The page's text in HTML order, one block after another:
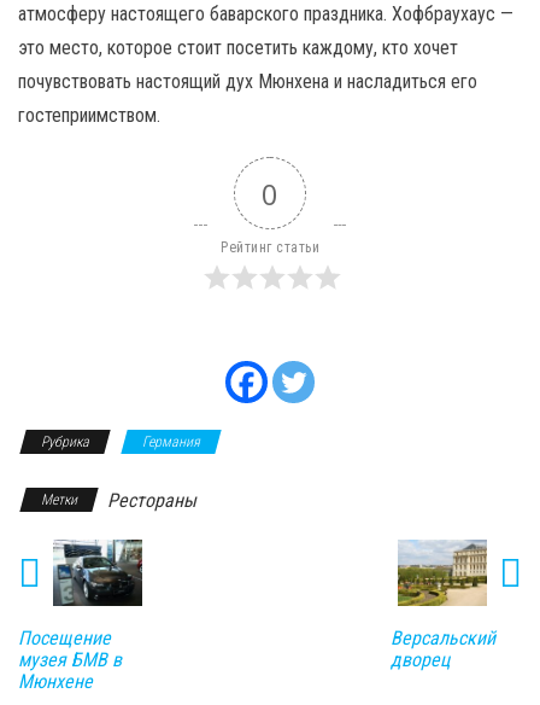
атмосферу настоящего баварского праздника. Хофбраухаус —
это место, которое стоит посетить каждому, кто хочет
почувствовать настоящий дух Мюнхена и насладиться его
гостеприимством.
0
Рейтинг статьи
Рубрика Германия
Метки Рестораны
Посещение
музея БМВ в
Мюнхене
Версальский
дворец